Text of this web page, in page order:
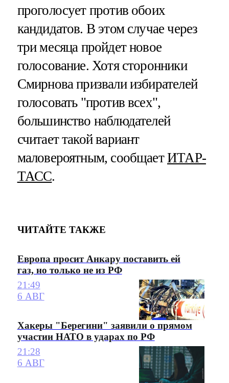
проголосует против обоих
кандидатов. В этом случае через
три месяца пройдет новое
голосование. Хотя сторонники
Смирнова призвали избирателей
голосовать "против всех",
большинство наблюдателей
считает такой вариант
маловероятным, сообщаетИТАР-
ТАСС.
ЧИТАЙТЕ ТАКЖЕ
Европа просит Анкару поставить ей
газ, но только не из РФ
21:49
6 АВГ
Хакеры "Берегини" заявили о прямом
участии НАТО в ударах по РФ
21:28
6 АВГ